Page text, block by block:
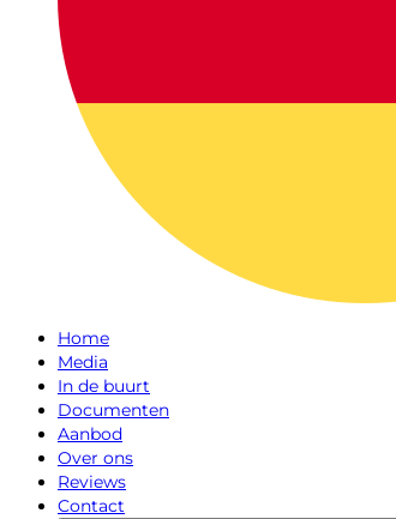
Home
Media
In de buurt
Documenten
Aanbod
Over ons
Reviews
Contact